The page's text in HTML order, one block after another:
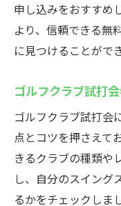
申し込みをおすすめ
より、信頼できる無
に見つけることがで
ゴルフクラブ試打
ゴルフクラブ試打会
点とコツを押さえて
きるクラブの種類や
し、自分のスイング
るかをチェックしま